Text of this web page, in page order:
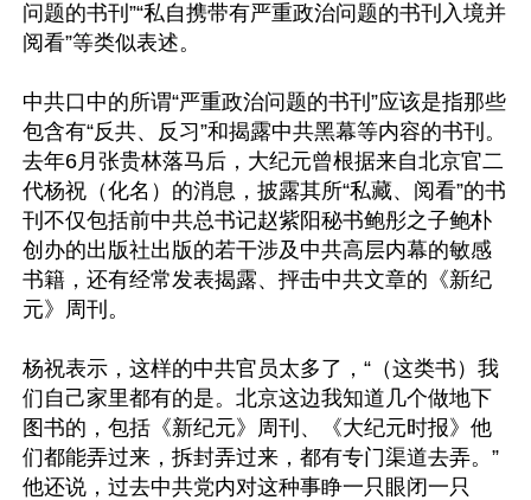
问题的书刊”“私自携带有严重政治问题的书刊入境并
阅看”等类似表述。
中共口中的所谓“严重政治问题的书刊”应该是指那些
包含有“反共、反习”和揭露中共黑幕等内容的书刊。
去年6月张贵林落马后，大纪元曾根据来自北京官二
代杨祝（化名）的消息，披露其所“私藏、阅看”的书
刊不仅包括前中共总书记赵紫阳秘书鲍彤之子鲍朴
创办的出版社出版的若干涉及中共高层内幕的敏感
书籍，还有经常发表揭露、抨击中共文章的《新纪
元》周刊。
杨祝表示，这样的中共官员太多了，“（这类书）我
们自己家里都有的是。北京这边我知道几个做地下
图书的，包括《新纪元》周刊、《大纪元时报》他
们都能弄过来，拆封弄过来，都有专门渠道去弄。”
他还说，过去中共党内对这种事睁一只眼闭一只